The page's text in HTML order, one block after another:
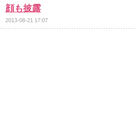
顔も披露
2013-08-21 17:07